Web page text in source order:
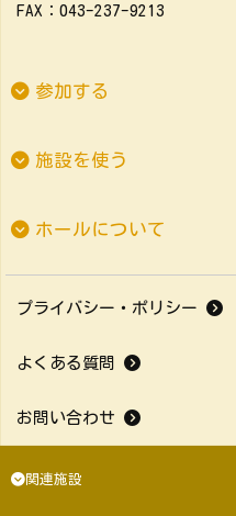
FAX：043-237-9213
参加する
施設を使う
ホールについて
プライバシー・ポリシー
よくある質問
お問い合わせ
関連施設